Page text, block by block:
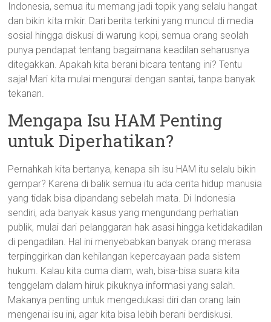
Indonesia, semua itu memang jadi topik yang selalu hangat
dan bikin kita mikir. Dari berita terkini yang muncul di media
sosial hingga diskusi di warung kopi, semua orang seolah
punya pendapat tentang bagaimana keadilan seharusnya
ditegakkan. Apakah kita berani bicara tentang ini? Tentu
saja! Mari kita mulai mengurai dengan santai, tanpa banyak
tekanan.
Mengapa Isu HAM Penting
untuk Diperhatikan?
Pernahkah kita bertanya, kenapa sih isu HAM itu selalu bikin
gempar? Karena di balik semua itu ada cerita hidup manusia
yang tidak bisa dipandang sebelah mata. Di Indonesia
sendiri, ada banyak kasus yang mengundang perhatian
publik, mulai dari pelanggaran hak asasi hingga ketidakadilan
di pengadilan. Hal ini menyebabkan banyak orang merasa
terpinggirkan dan kehilangan kepercayaan pada sistem
hukum. Kalau kita cuma diam, wah, bisa-bisa suara kita
tenggelam dalam hiruk pikuknya informasi yang salah.
Makanya penting untuk mengedukasi diri dan orang lain
mengenai isu ini, agar kita bisa lebih berani berdiskusi.